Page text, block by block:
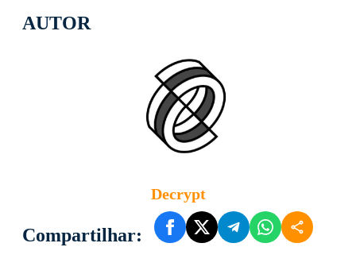
AUTOR
Decrypt
Compartilhar: